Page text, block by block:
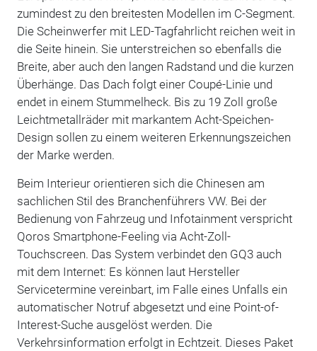
zumindest zu den breitesten Modellen im C-Segment.
Die Scheinwerfer mit LED-Tagfahrlicht reichen weit in
die Seite hinein. Sie unterstreichen so ebenfalls die
Breite, aber auch den langen Radstand und die kurzen
Überhänge. Das Dach folgt einer Coupé-Linie und
endet in einem Stummelheck. Bis zu 19 Zoll große
Leichtmetallräder mit markantem Acht-Speichen-
Design sollen zu einem weiteren Erkennungszeichen
der Marke werden.
Beim Interieur orientieren sich die Chinesen am
sachlichen Stil des Branchenführers VW. Bei der
Bedienung von Fahrzeug und Infotainment verspricht
Qoros Smartphone-Feeling via Acht-Zoll-
Touchscreen. Das System verbindet den GQ3 auch
mit dem Internet: Es können laut Hersteller
Servicetermine vereinbart, im Falle eines Unfalls ein
automatischer Notruf abgesetzt und eine Point-of-
Interest-Suche ausgelöst werden. Die
Verkehrsinformation erfolgt in Echtzeit. Dieses Paket